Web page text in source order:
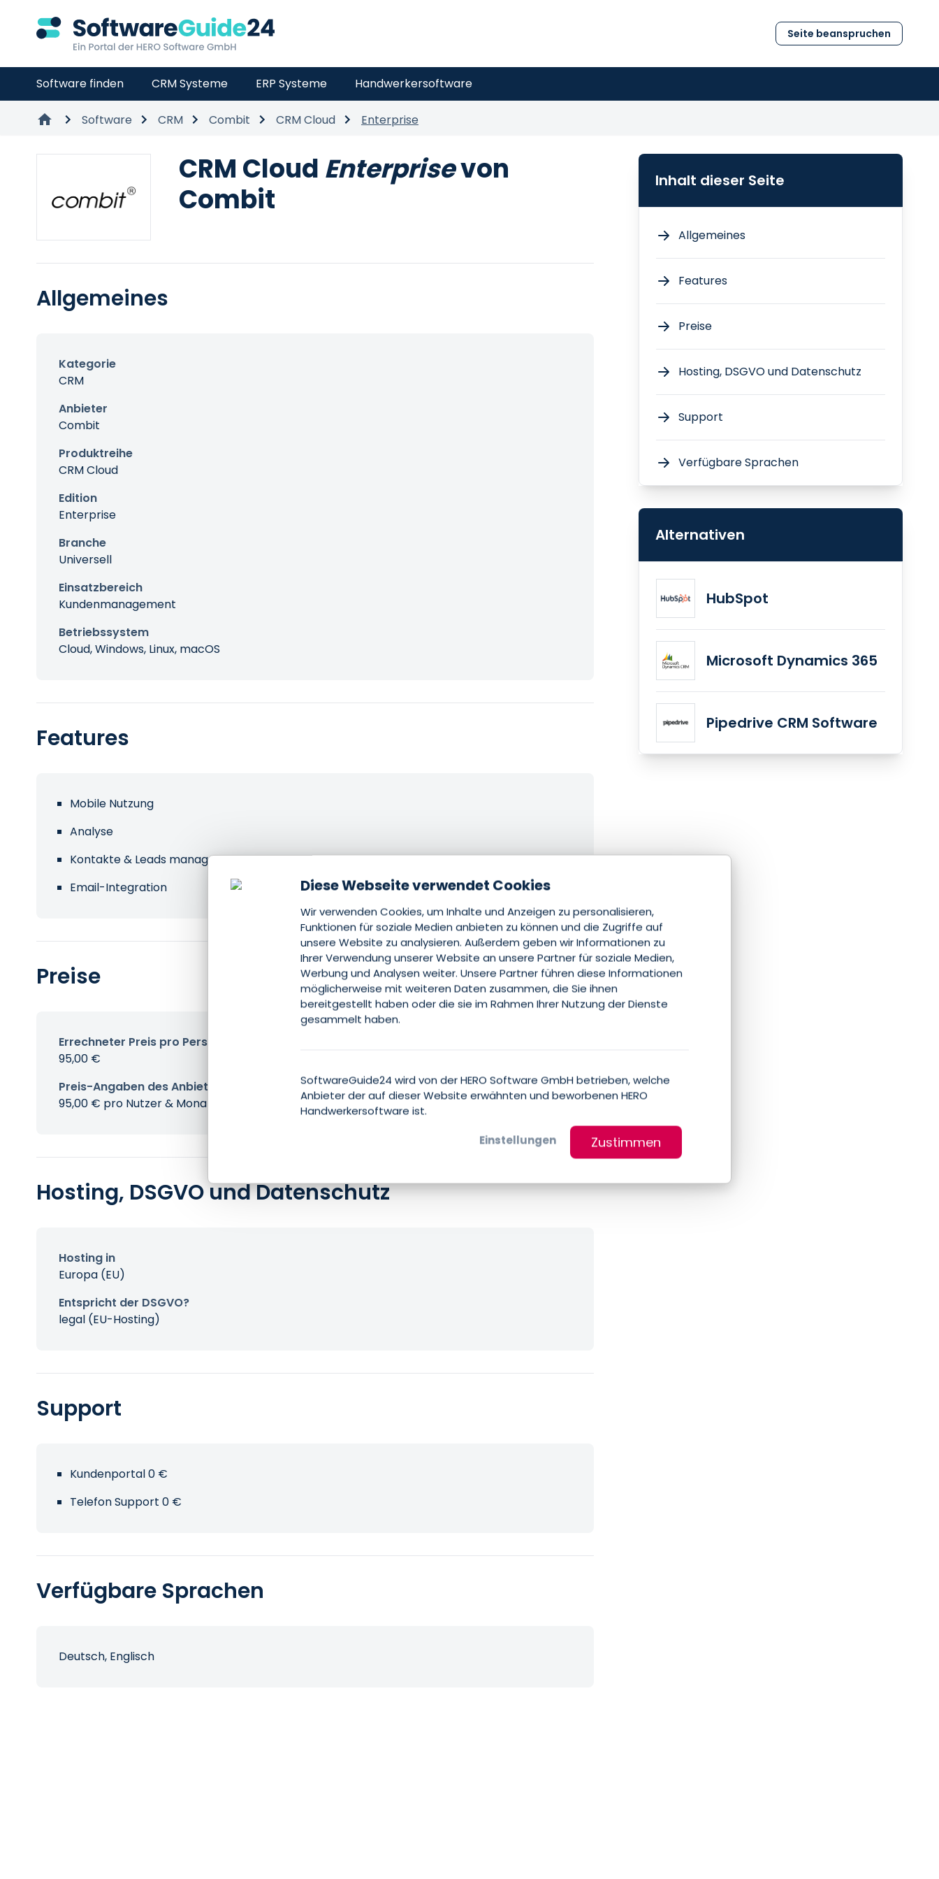
Diese Webseite verwendet Cookies
Wir verwenden Cookies, um Inhalte und Anzeigen zu personalisieren,
Funktionen für soziale Medien anbieten zu können und die Zugriffe auf
unsere Website zu analysieren. Außerdem geben wir Informationen zu
Ihrer Verwendung unserer Website an unsere Partner für soziale Medien,
Werbung und Analysen weiter. Unsere Partner führen diese Informationen
möglicherweise mit weiteren Daten zusammen, die Sie ihnen
bereitgestellt haben oder die sie im Rahmen Ihrer Nutzung der Dienste
gesammelt haben.
SoftwareGuide24 wird von der HERO Software GmbH betrieben, welche
Anbieter der auf dieser Website erwähnten und beworbenen HERO
Handwerkersoftware ist.
Einstellungen
Zustimmen
Seite beanspruchen
Software finden CRM Systeme ERP Systeme Handwerkersoftware
Software CRM Combit CRM Cloud Enterprise
CRM Cloud Enterprisevon
Combit
Allgemeines
Kategorie
CRM
Anbieter
Combit
Produktreihe
CRM Cloud
Edition
Enterprise
Branche
Universell
Einsatzbereich
Kundenmanagement
Betriebssystem
Cloud, Windows, Linux, macOS
Features
Mobile Nutzung
Analyse
Kontakte & Leads managen
Email-Integration
Preise
Errechneter Preis pro Person & Monat
95,00 €
Preis-Angaben des Anbieters
95,00 € pro Nutzer & Monat
Hosting, DSGVO und Datenschutz
Hosting in
Europa (EU)
Entspricht der DSGVO?
legal (EU-Hosting)
Support
Kundenportal 0 €
Telefon Support 0 €
Verfügbare Sprachen
Deutsch, Englisch
Inhalt dieser Seite
Allgemeines
Features
Preise
Hosting, DSGVO und Datenschutz
Support
Verfügbare Sprachen
Alternativen
HubSpot
Microsoft Dynamics 365
Pipedrive CRM Software